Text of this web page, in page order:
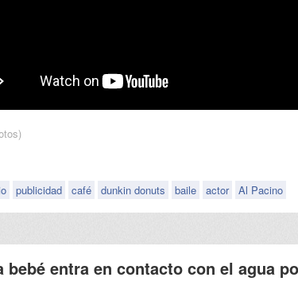
publicidad café dunkin donuts baile actor Al Pacino
bebé entra en contacto con el agua